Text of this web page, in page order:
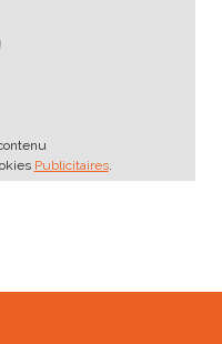
Publicitaires.